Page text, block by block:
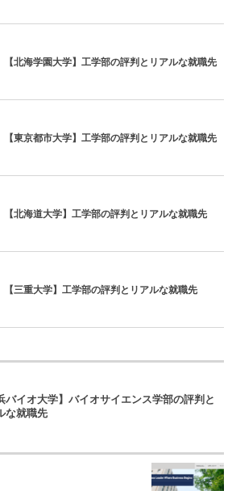
【北海学園大学】工学部の評判とリアルな就職先
【東京都市大学】工学部の評判とリアルな就職先
【北海道大学】工学部の評判とリアルな就職先
【三重大学】工学部の評判とリアルな就職先
バイオ大学】バイオサイエンス学部の評判と
な就職先